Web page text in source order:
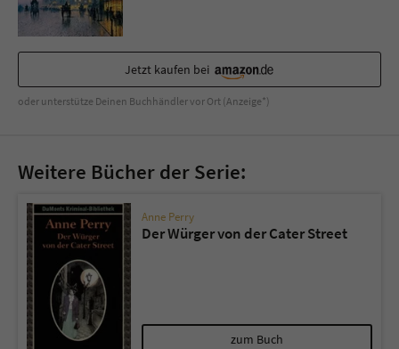
Jetzt kaufen bei
oder unterstütze Deinen Buchhändler vor Ort (Anzeige*)
Weitere Bücher der Serie:
Anne Perry
Der Würger von der Cater Street
zum Buch